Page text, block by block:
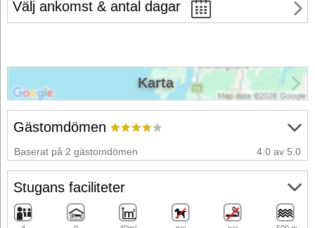
Välj ankomst & antal dagar
Gästomdömen
Baserat på 2 gästomdömen 4.0 av 5.0
Stugans faciliteter
Karta